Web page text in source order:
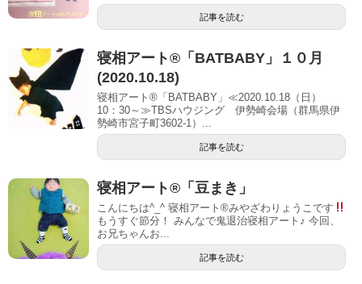
記事を読む
寝相アート®「BATBABY」１０月
(2020.10.18)
寝相アート®「BATBABY」≪2020.10.18（日）
10：30～≫TBSハウジング 伊勢崎会場（群馬県伊
勢崎市宮子町3602-1）...
記事を読む
寝相アート®︎「豆まき」
こんにちは^_^ 寝相アート®︎みやざわりょうこです
もうすぐ節分！ みんなで鬼退治寝相アート♪ 今回、
お兄ちゃんお...
記事を読む